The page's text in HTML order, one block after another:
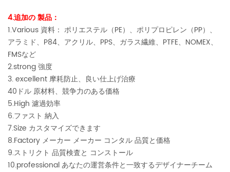
4.追加の 製品：
1.Various 資料： ポリエステル（PE）、ポリプロピレン（PP）、
アラミド、P84、アクリル、PPS、ガラス繊維、PTFE、NOMEX、
FMSなど
2.strong 強度
3. excellent 摩耗防止、良い仕上げ治療
40ドル 原材料、競争力のある価格
5.High 濾過効率
6.ファスト 納入
7.Size カスタマイズできます
8.Factory メーカー メーカー コンタル 品質と価格
9.ストリクト 品質検査と コンストール
10.professional あなたの運営条件と一致するデザイナーチーム